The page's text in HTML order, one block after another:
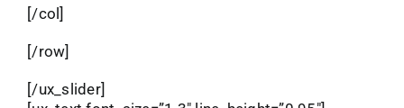
[/col]
[/row]
[/ux_slider]